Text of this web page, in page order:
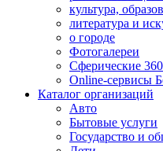
культура,
литература и
о городе
Фотогалереи
Сферические
Online-сервисы
Каталог организаций
Авто
Бытовые услуги
Государство и